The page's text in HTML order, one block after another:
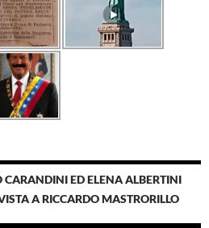
CARANDINI ED ELENA ALBERTINI
A RICCARDO MASTRORILLO